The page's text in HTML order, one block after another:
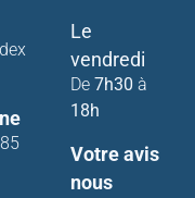
Le
vendredi
De 7h30 à
18h
Votre avis
nous